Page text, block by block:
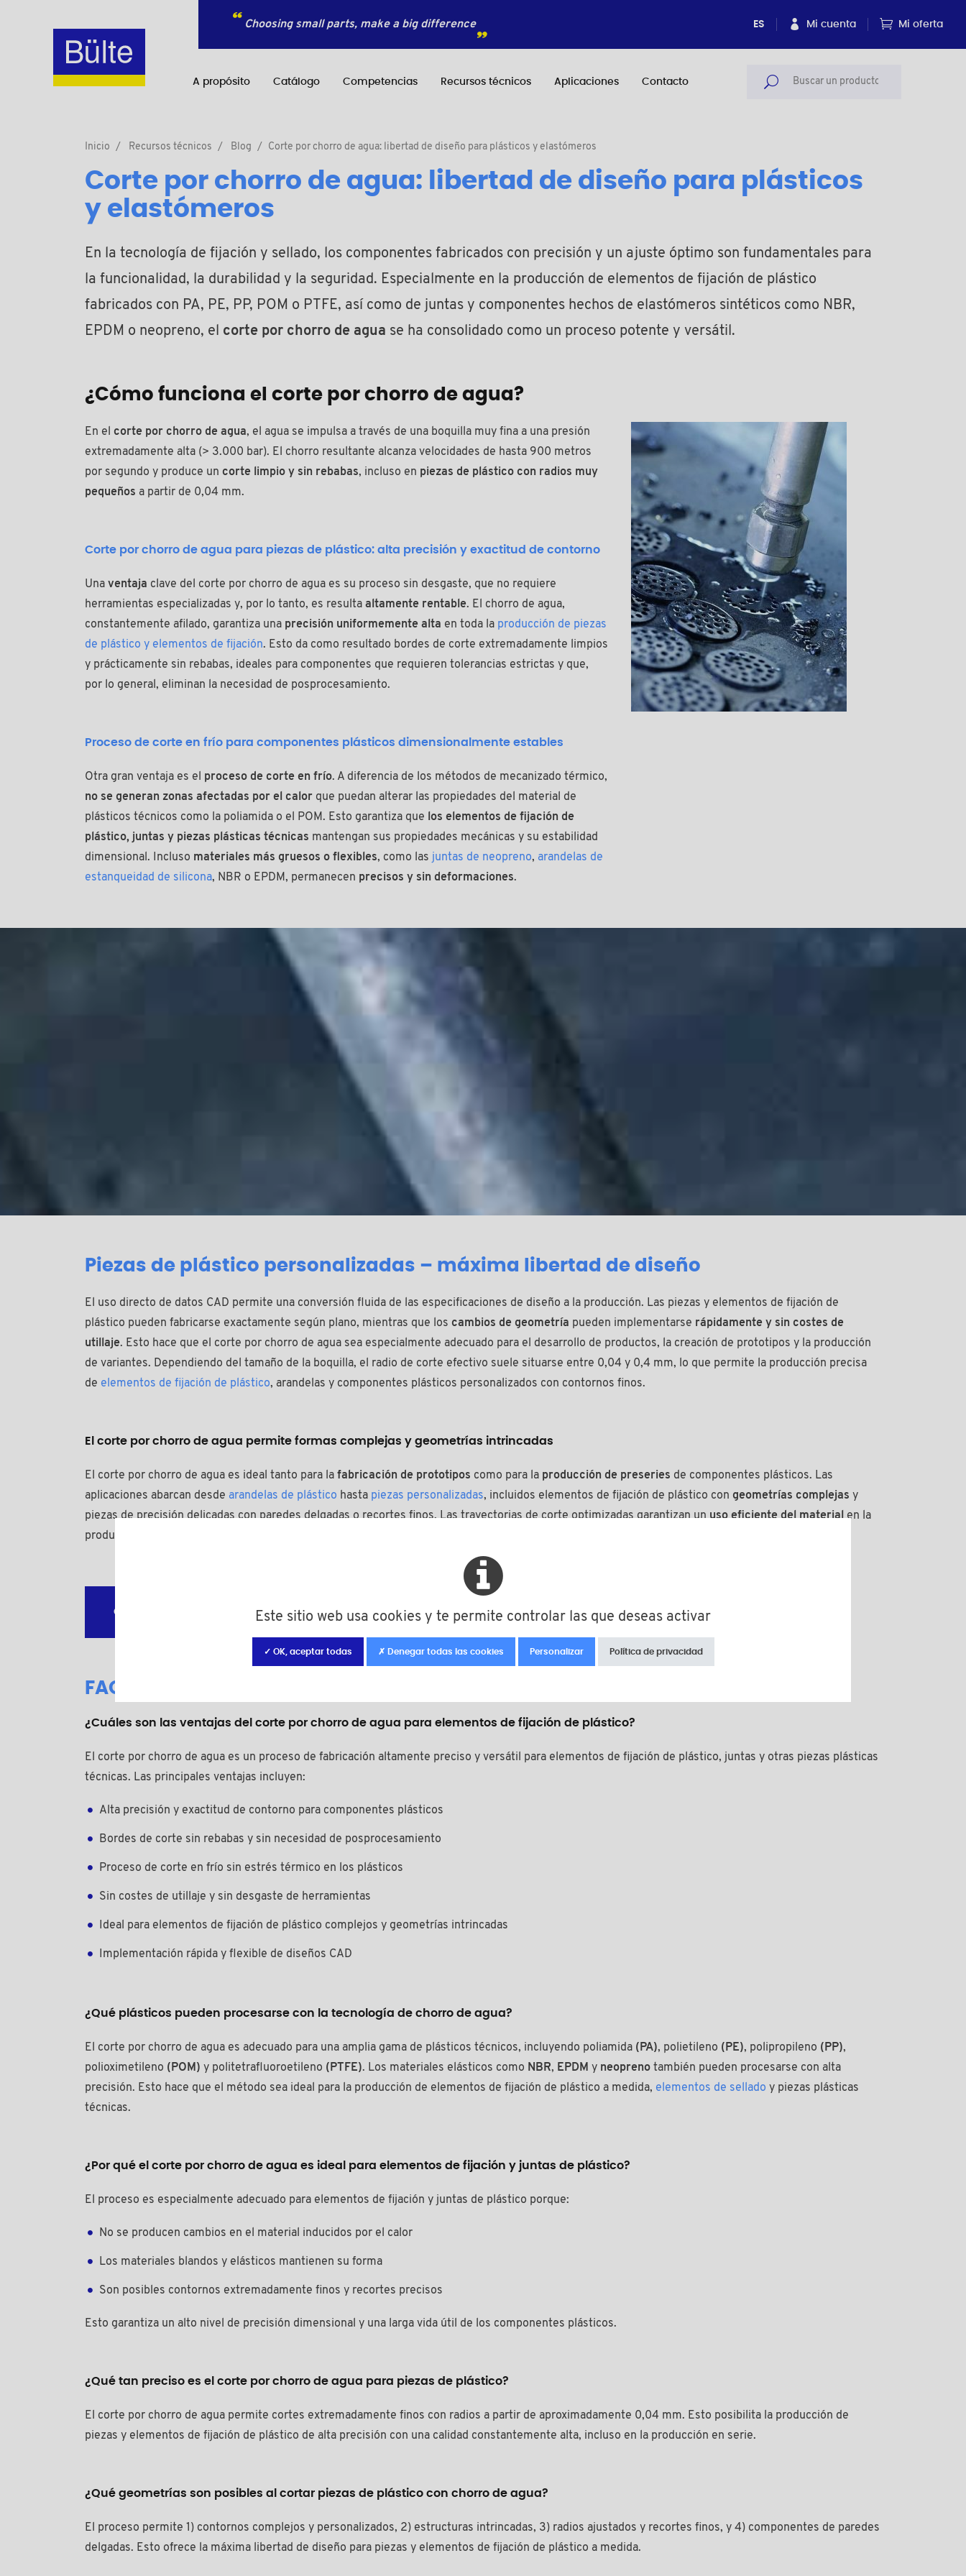
Choosing small parts, make a big difference ES Mi cuenta Mi oferta
A propósito Catálogo Competencias Recursos técnicos Aplicaciones Contacto
Inicio Recursos técnicos Blog Corte por chorro de agua: libertad de diseño para plásticos y elastómeros
Corte por chorro de agua: libertad de diseño para plásticos
y elastómeros
En la tecnología de fijación y sellado, los componentes fabricados con precisión y un ajuste óptimo son fundamentales para
la funcionalidad, la durabilidad y la seguridad. Especialmente en la producción de elementos de fijación de plástico
fabricados con PA, PE, PP, POM o PTFE, así como de juntas y componentes hechos de elastómeros sintéticos como NBR,
EPDM o neopreno, el corte por chorro de agua se ha consolidado como un proceso potente y versátil.
¿Cómo funciona el corte por chorro de agua?
En el corte por chorro de agua, el agua se impulsa a través de una boquilla muy fina a una presión
extremadamente alta (> 3.000 bar). El chorro resultante alcanza velocidades de hasta 900 metros
por segundo y produce un corte limpio y sin rebabas, incluso en piezas de plástico con radios muy
pequeños a partir de 0,04 mm.
Corte por chorro de agua para piezas de plástico: alta precisión y exactitud de contorno
Una ventaja clave del corte por chorro de agua es su proceso sin desgaste, que no requiere
herramientas especializadas y, por lo tanto, es resulta altamente rentable. El chorro de agua,
constantemente afilado, garantiza una precisión uniformemente alta en toda la producción de piezas
de plástico y elementos de fijación. Esto da como resultado bordes de corte extremadamente limpios
y prácticamente sin rebabas, ideales para componentes que requieren tolerancias estrictas y que,
por lo general, eliminan la necesidad de posprocesamiento.
Proceso de corte en frío para componentes plásticos dimensionalmente estables
Otra gran ventaja es el proceso de corte en frío. A diferencia de los métodos de mecanizado térmico,
no se generan zonas afectadas por el calor que puedan alterar las propiedades del material de
plásticos técnicos como la poliamida o el POM. Esto garantiza que los elementos de fijación de
plástico, juntas y piezas plásticas técnicas mantengan sus propiedades mecánicas y su estabilidad
dimensional. Incluso materiales más gruesos o flexibles, como las juntas de neopreno, arandelas de
estanqueidad de silicona, NBR o EPDM, permanecen precisos y sin deformaciones.
Piezas de plástico personalizadas – máxima libertad de diseño
El uso directo de datos CAD permite una conversión fluida de las especificaciones de diseño a la producción. Las piezas y elementos de fijación de
plástico pueden fabricarse exactamente según plano, mientras que los cambios de geometría pueden implementarse rápidamente y sin costes de
utillaje. Esto hace que el corte por chorro de agua sea especialmente adecuado para el desarrollo de productos, la creación de prototipos y la producción
de variantes. Dependiendo del tamaño de la boquilla, el radio de corte efectivo suele situarse entre 0,04 y 0,4 mm, lo que permite la producción precisa
de elementos de fijación de plástico, arandelas y componentes plásticos personalizados con contornos finos.
El corte por chorro de agua permite formas complejas y geometrías intrincadas
El corte por chorro de agua es ideal tanto para la fabricación de prototipos como para la producción de preseries de componentes plásticos. Las
aplicaciones abarcan desde arandelas de plástico hasta piezas personalizadas, incluidos elementos de fijación de plástico con geometrías complejas y
piezas de precisión delicadas con paredes delgadas o recortes finos. Las trayectorias de corte optimizadas garantizan unuso eficiente del materialen la
producción en serie, mientras que los sistemas de corte multicabezal aumentan la productividad en volúmenes mayores de piezas plásticas.
Contáctanos
FAQ – Corte por chorro de agua para elementos de fijación y juntas de plástico
¿Cuáles son las ventajas del corte por chorro de agua para elementos de fijación de plástico?
El corte por chorro de agua es un proceso de fabricación altamente preciso y versátil para elementos de fijación de plástico, juntas y otras piezas plásticas
técnicas. Las principales ventajas incluyen:
Alta precisión y exactitud de contorno para componentes plásticos
Bordes de corte sin rebabas y sin necesidad de posprocesamiento
Proceso de corte en frío sin estrés térmico en los plásticos
Sin costes de utillaje y sin desgaste de herramientas
Ideal para elementos de fijación de plástico complejos y geometrías intrincadas
Implementación rápida y flexible de diseños CAD
¿Qué plásticos pueden procesarse con la tecnología de chorro de agua?
El corte por chorro de agua es adecuado para una amplia gama de plásticos técnicos, incluyendo poliamida (PA), polietileno (PE), polipropileno (PP),
polioximetileno (POM) y politetrafluoroetileno (PTFE). Los materiales elásticos como NBR, EPDM y neopreno también pueden procesarse con alta
precisión. Esto hace que el método sea ideal para la producción de elementos de fijación de plástico a medida, elementos de sellado y piezas plásticas
técnicas.
¿Por qué el corte por chorro de agua es ideal para elementos de fijación y juntas de plástico?
El proceso es especialmente adecuado para elementos de fijación y juntas de plástico porque:
No se producen cambios en el material inducidos por el calor
Los materiales blandos y elásticos mantienen su forma
Son posibles contornos extremadamente finos y recortes precisos
Esto garantiza un alto nivel de precisión dimensional y una larga vida útil de los componentes plásticos.
¿Qué tan preciso es el corte por chorro de agua para piezas de plástico?
El corte por chorro de agua permite cortes extremadamente finos con radios a partir de aproximadamente 0,04 mm. Esto posibilita la producción de
piezas y elementos de fijación de plástico de alta precisión con una calidad constantemente alta, incluso en la producción en serie.
¿Qué geometrías son posibles al cortar piezas de plástico con chorro de agua?
El proceso permite 1) contornos complejos y personalizados, 2) estructuras intrincadas, 3) radios ajustados y recortes finos, y 4) componentes de paredes
delgadas. Esto ofrece la máxima libertad de diseño para piezas y elementos de fijación de plástico a medida.
Este sitio web usa cookies y te permite controlar las que deseas activar
✓ OK, aceptar todas ✗ Denegar todas las cookies Personalizar Política de privacidad